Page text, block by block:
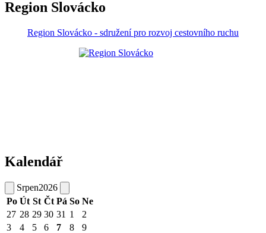
Region Slovácko
Region Slovácko - sdružení pro rozvoj cestovního ruchu
Kalendář
Srpen2026
Po Út St Čt Pá So Ne
27 28 29 30 31 1
2
3
4 5 6 7 8 9